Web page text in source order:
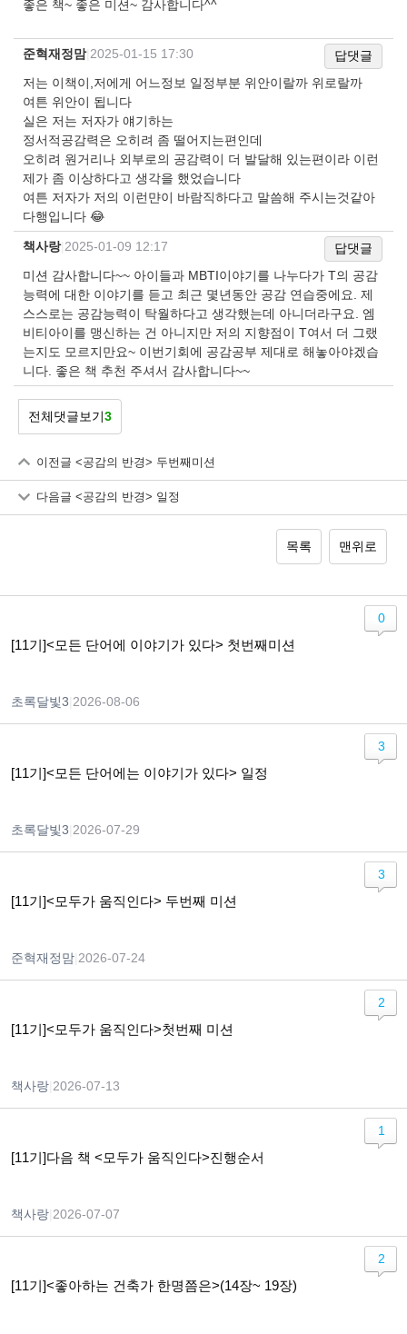
좋은 책~ 좋은 미션~ 감사합니다^^
준혁재정맘| 2025-01-15 17:30
답댓글
저는 이책이,저에게 어느정보 일정부분 위안이랄까 위로랄까
여튼 위안이 됩니다
실은 저는 저자가 얘기하는
정서적공감력은 오히려 좀 떨어지는편인데
오히려 원거리나 외부로의 공감력이 더 발달해 있는편이라 이런
제가 좀 이상하다고 생각을 했었습니다
여튼 저자가 저의 이런먄이 바람직하다고 말씀해 주시는것같아
다행입니다 😂
책사랑| 2025-01-09 12:17
답댓글
미션 감사합니다~~ 아이들과 MBTI이야기를 나누다가 T의 공감
능력에 대한 이야기를 듣고 최근 몇년동안 공감 연습중에요. 제
스스로는 공감능력이 탁월하다고 생각했는데 아니더라구요. 엠
비티아이를 맹신하는 건 아니지만 저의 지향점이 T여서 더 그랬
는지도 모르지만요~ 이번기회에 공감공부 제대로 해놓아야겠습
니다. 좋은 책 추천 주셔서 감사합니다~~
전체댓글보기3
이전글 <공감의 반경> 두번째미션
다음글 <공감의 반경> 일정
목록 맨위로
[11기]<모든 단어에 이야기가 있다> 첫번째미션
초록달빛3 2026-08-06
0
[11기]<모든 단어에는 이야기가 있다> 일정
초록달빛3 2026-07-29
3
[11기]<모두가 움직인다> 두번째 미션
준혁재정맘 2026-07-24
3
[11기]<모두가 움직인다>첫번째 미션
책사랑 2026-07-13
2
[11기]다음 책 <모두가 움직인다>진행순서
책사랑 2026-07-07
1
[11기]<좋아하는 건축가 한명쯤은>(14장~ 19장)
2